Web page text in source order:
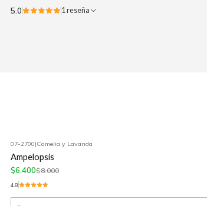
5.0 1 reseña
07-2700|Camelia y Lavanda
Ampelopsis
$6.400$8.000
4.8